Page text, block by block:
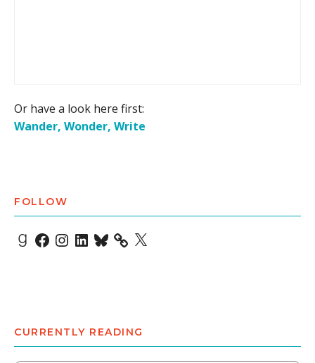
Or have a look here first:
Wander, Wonder, Write
FOLLOW
Goodreads
Facebook
Instagram
LinkedIn
Bluesky X
CURRENTLY READING